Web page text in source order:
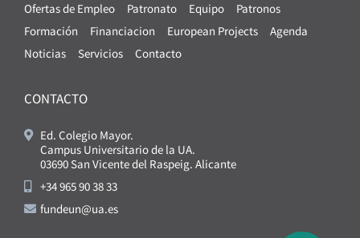
Ofertas de Empleo
Patronato Equipo
Patronos
Formación
Financiacion European Projects
Agenda
Noticias
Servicios Contacto
CONTACTO
Ed. Colegio Mayor.
Campus Universitario de la UA.
03690 San Vicente del Raspeig. Alicante
+34 965 90 38 33
fundeun@ua.es